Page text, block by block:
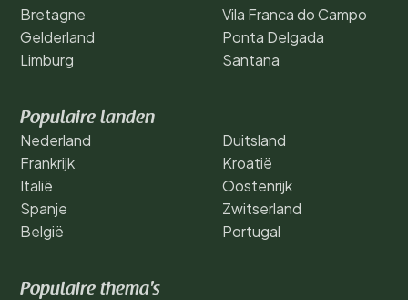
Bretagne
Gelderland
Limburg
Vila Franca do Campo
Ponta Delgada
Santana
Populaire landen
Nederland
Frankrijk
Italië
Spanje
België
Duitsland
Kroatië
Oostenrijk
Zwitserland
Portugal
Populaire thema's